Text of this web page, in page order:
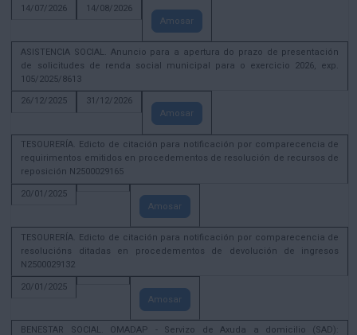
14/07/2026
14/08/2026
Amosar
ASISTENCIA SOCIAL. Anuncio para a apertura do prazo de presentación
de solicitudes de renda social municipal para o exercicio 2026, exp.
105/2025/8613
26/12/2025
31/12/2026
Amosar
TESOURERÍA. Edicto de citación para notificación por comparecencia de
requirimentos emitidos en procedementos de resolución de recursos de
reposición N2500029165
20/01/2025
Amosar
TESOURERÍA. Edicto de citación para notificación por comparecencia de
resolucións ditadas en procedementos de devolución de ingresos
N2500029132
20/01/2025
Amosar
BENESTAR SOCIAL. OMADAP - Servizo de Axuda a domicilio (SAD):